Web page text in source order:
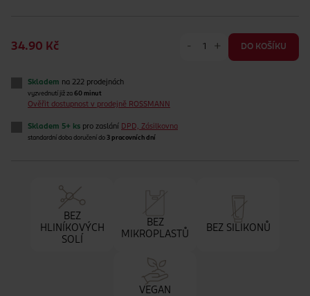
34.90 Kč - + DO KOŠÍKU
Skladem na 222 prodejnách
vyzvednutí již za 60 minut
Ověřit dostupnost v prodejně ROSSMANN
Skladem 5+ ks pro zaslání DPD, Zásilkovna
standardní doba doručení do 3 pracovních dní
BEZ
HLINÍKOVÝCH
SOLÍ
BEZ
MIKROPLASTŮ
BEZ SILIKONŮ
VEGAN